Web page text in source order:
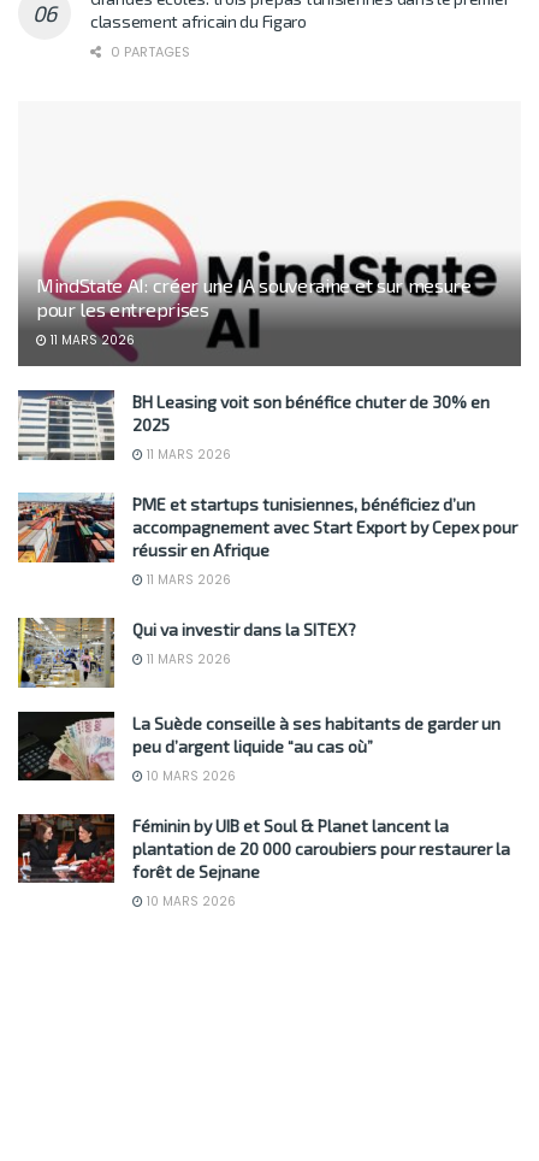
classement africain du Figaro
0 PARTAGES
MindState AI: créer une IA souveraine et sur mesure
pour les entreprises
11 MARS 2026
BH Leasing voit son bénéfice chuter de 30% en
2025
11 MARS 2026
PME et startups tunisiennes, bénéficiez d’un
accompagnement avec Start Export by Cepex pour
réussir en Afrique
11 MARS 2026
Qui va investir dans la SITEX?
11 MARS 2026
La Suède conseille à ses habitants de garder un
peu d’argent liquide “au cas où”
10 MARS 2026
Féminin by UIB et Soul & Planet lancent la
plantation de 20 000 caroubiers pour restaurer la
forêt de Sejnane
10 MARS 2026